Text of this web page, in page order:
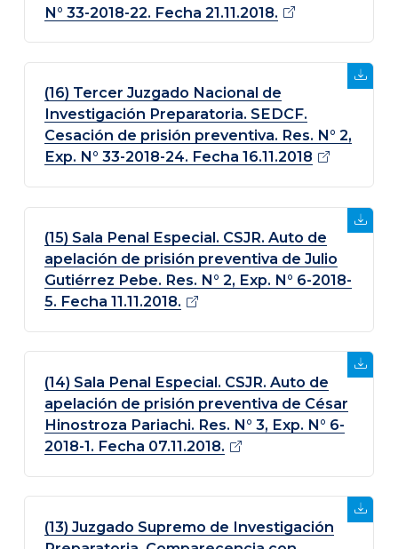
N° 33-2018-22. Fecha 21.11.2018.
(16) Tercer Juzgado Nacional de
Investigación Preparatoria. SEDCF.
Cesación de prisión preventiva. Res. N° 2,
Exp. N° 33-2018-24. Fecha 16.11.2018
(15) Sala Penal Especial. CSJR. Auto de
apelación de prisión preventiva de Julio
Gutiérrez Pebe. Res. N° 2, Exp. N° 6-2018-
5. Fecha 11.11.2018.
(14) Sala Penal Especial. CSJR. Auto de
apelación de prisión preventiva de César
Hinostroza Pariachi. Res. N° 3, Exp. N° 6-
2018-1. Fecha 07.11.2018.
(13) Juzgado Supremo de Investigación